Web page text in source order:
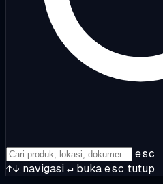
esc
↑↓ navigasi↵ bukaesc tutup